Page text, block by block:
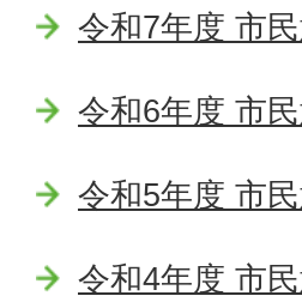
令和7年度 市
令和6年度 市
令和5年度 市
令和4年度 市